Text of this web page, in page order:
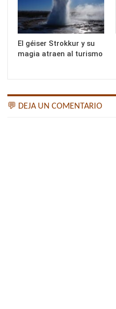
El géiser Strokkur y su
magia atraen al turismo
💬 DEJA UN COMENTARIO